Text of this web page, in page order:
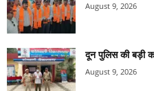
August 9, 2026
दून पुलिस की बड़ी
August 9, 2026